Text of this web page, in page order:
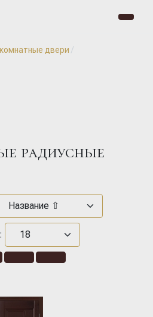
двери
радиусные